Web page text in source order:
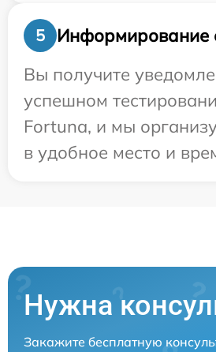
5
Информирование
Вы получите
успешном
Fortuna, и мы
в удобное место и
Нужна
Закажите бесплатную